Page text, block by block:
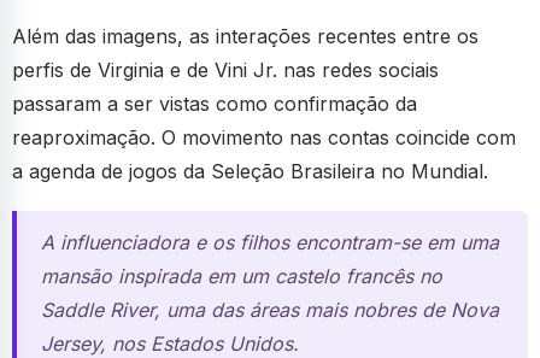
Além das imagens, as interações recentes entre os
perfis de Virginia e de Vini Jr. nas redes sociais
passaram a ser vistas como confirmação da
reaproximação. O movimento nas contas coincide com
a agenda de jogos da Seleção Brasileira no Mundial.
A influenciadora e os filhos encontram-se em uma
mansão inspirada em um castelo francês no
Saddle River, uma das áreas mais nobres de Nova
Jersey, nos Estados Unidos.